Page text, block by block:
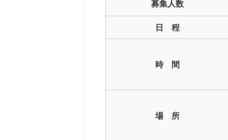
募集人数
日 程
時 間
場 所